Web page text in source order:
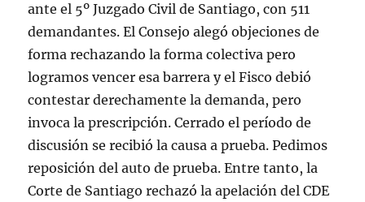
ante el 5º Juzgado Civil de Santiago, con 511
demandantes. El Consejo alegó objeciones de
forma rechazando la forma colectiva pero
logramos vencer esa barrera y el Fisco debió
contestar derechamente la demanda, pero
invoca la prescripción. Cerrado el período de
discusión se recibió la causa a prueba. Pedimos
reposición del auto de prueba. Entre tanto, la
Corte de Santiago rechazó la apelación del CDE